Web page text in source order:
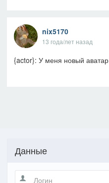
nix5170
13 года/лет назад
{actor}: У меня новый аватар
Данные